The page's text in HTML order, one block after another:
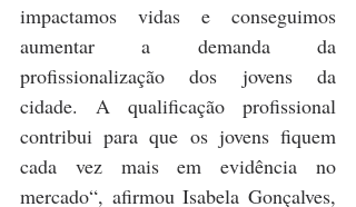
impactamos vidas e conseguimos
aumentar a demanda da
profissionalização dos jovens da
cidade. A qualificação profissional
contribui para que os jovens fiquem
cada vez mais em evidência no
mercado“, afirmou Isabela Gonçalves,